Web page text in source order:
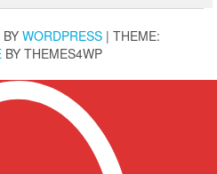
WORDPRESS | THEME:
BY THEMES4WP